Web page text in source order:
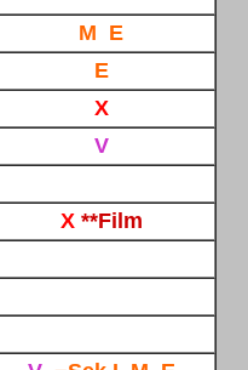
M E
E
X
V
X **Film